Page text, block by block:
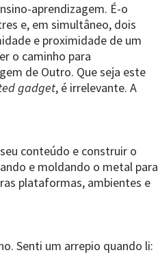
aprendizagem. É-o
e, em simultâneo, dois
e proximidade de um
o caminho para
de Outro. Que seja este
gadget, é irrelevante. A
conteúdo e construir o
e moldando o metal para
plataformas, ambientes e
Senti um arrepio quando li: